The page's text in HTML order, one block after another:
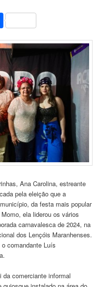
Share
Ana Carolina, estreante
pela eleição que a
da festa mais popular
ela liderou os vários
carnavalesca de 2024, na
dos Lençóis Maranhenses.
o comandante Luís
comerciante informal